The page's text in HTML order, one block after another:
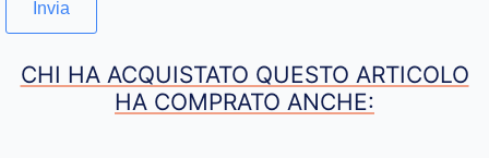
CHI HA ACQUISTATO QUESTO ARTICOLO
HA COMPRATO ANCHE: